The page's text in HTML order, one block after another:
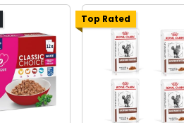
Top Rated